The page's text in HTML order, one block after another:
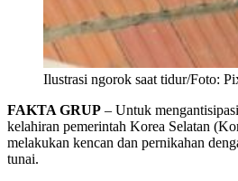
Ilustrasi ngorok saat tidur/Foto:
FAKTA GRUP – Untuk
kelahiran pemerintah Korea Selatan
melakukan kencan dan pernikahan
tunai.